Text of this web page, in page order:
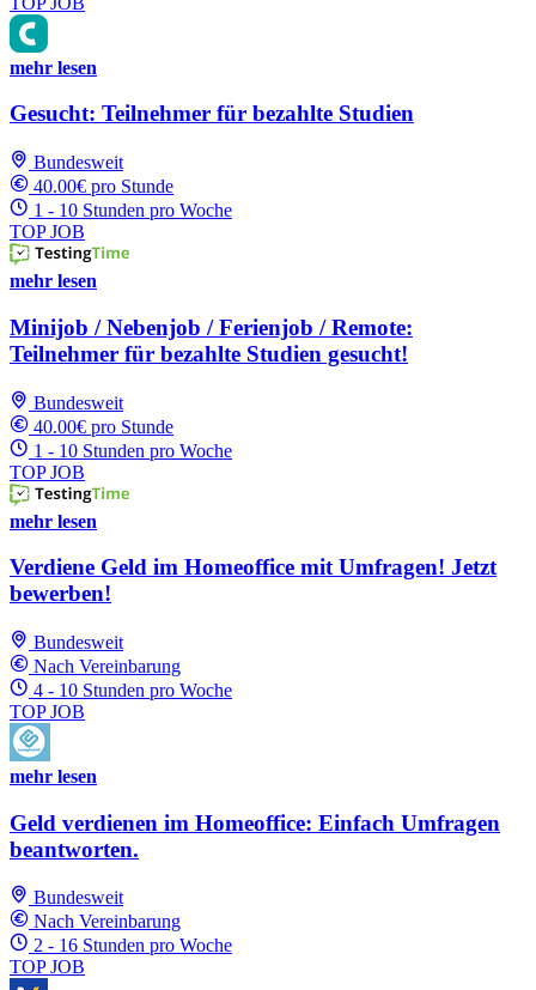
mehr lesen
Gesucht: Teilnehmer für bezahlte Studien
Bundesweit
40.00€ pro Stunde
1 - 10 Stunden pro Woche
TOP JOB
mehr lesen
Minijob / Nebenjob / Ferienjob / Remote:
Teilnehmer für bezahlte Studien gesucht!
Bundesweit
40.00€ pro Stunde
1 - 10 Stunden pro Woche
TOP JOB
mehr lesen
Verdiene Geld im Homeoffice mit Umfragen! Jetzt
bewerben!
Bundesweit
Nach Vereinbarung
4 - 10 Stunden pro Woche
TOP JOB
mehr lesen
Geld verdienen im Homeoffice: Einfach Umfragen
beantworten.
Bundesweit
Nach Vereinbarung
2 - 16 Stunden pro Woche
TOP JOB